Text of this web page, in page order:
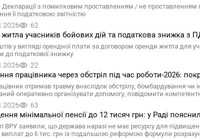
з помилковим проставленням / не проставленням
її податковою звітністю
62
учасників бойових дій та податкова знижка з
у вигляді орендної плати за договором оренди житла для
до податкової знижку
22
працівника через обстріл під час роботи-2026:
отримав травму внаслідок обстрілу, бомбардування чи
оперативно організувати допомогу, повідомити
63
мінімальної пенсії до 12 тисяч грн: у Раді
ВРУ заявили, що держава наразі не має ресурсу для
виплат до 6 тис. грн із подальшою реформою формули